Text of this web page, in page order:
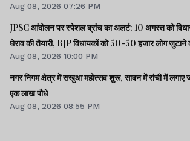
Aug 08, 2026 07:26 PM
JPSC आंदोलन पर स्पेशल ब्रांच का अलर्ट: 10 अगस्त को
घेराव की तैयारी, BJP विधायकों को 50-50 हजार लोग जुटाने
टास्क
Aug 08, 2026 10:00 PM
नगर निगम क्षेत्र में सखुआ महोत्सव शुरू, सावन में रांची में लगाए
एक लाख पौधे
Aug 08, 2026 08:55 PM